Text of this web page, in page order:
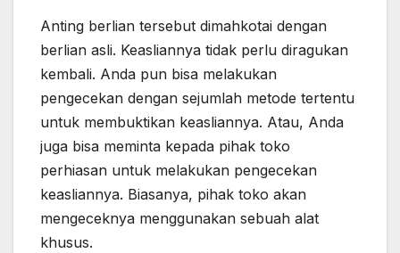
Anting berlian tersebut dimahkotai dengan
berlian asli. Keasliannya tidak perlu diragukan
kembali. Anda pun bisa melakukan
pengecekan dengan sejumlah metode tertentu
untuk membuktikan keasliannya. Atau, Anda
juga bisa meminta kepada pihak toko
perhiasan untuk melakukan pengecekan
keasliannya. Biasanya, pihak toko akan
mengeceknya menggunakan sebuah alat
khusus.